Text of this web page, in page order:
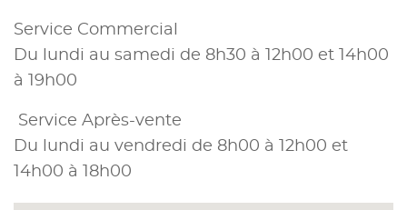
Service Commercial
Du lundi au samedi de 8h30 à 12h00 et 14h00
à 19h00
Service Après-vente
Du lundi au vendredi de 8h00 à 12h00 et
14h00 à 18h00